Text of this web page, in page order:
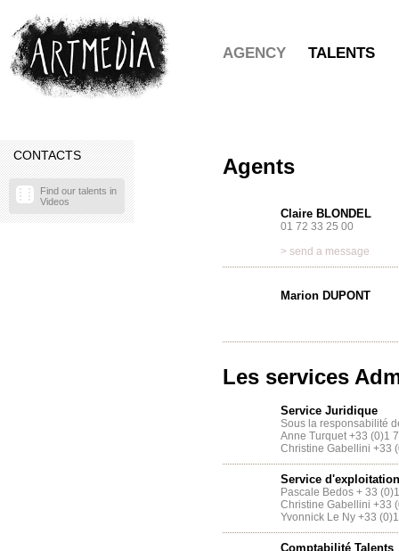
AGENCY TALENTS
CONTACTS
Find our talents in
Videos
Agents
Claire BLONDEL
01 72 33 25 00
> send a message
Marion DUPONT
Les services
Service Juridique
Sous la responsabilité
Anne Turquet +33 (0)1
Christine Gabellini +33
Service
Pascale Bedos + 33
Christine Gabellini +33
Yvonnick Le Ny +33
Comptabilité Talents